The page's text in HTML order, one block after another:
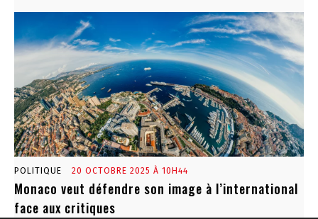
POLITIQUE 20 OCTOBRE 2025 À 10H44
Monaco veut défendre son image à l’international
face aux critiques